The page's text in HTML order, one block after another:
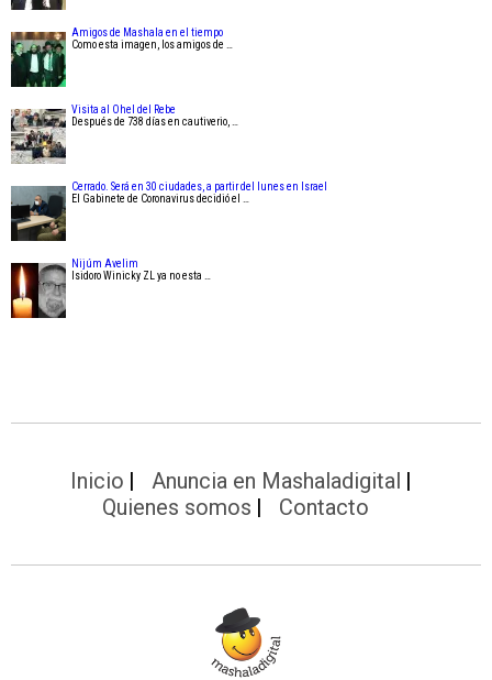
Amigos de Mashala en el tiempo
Como esta imagen, los amigos de …
Visita al Ohel del Rebe
Después de 738 días en cautiverio, …
Cerrado. Será en 30 ciudades, a partir del lunes en Israel
El Gabinete de Coronavirus decidió el …
Nijúm Avelim
Isidoro Winicky ZL ya no esta …
Inicio
Anuncia en Mashaladigital
Quienes somos
Contacto